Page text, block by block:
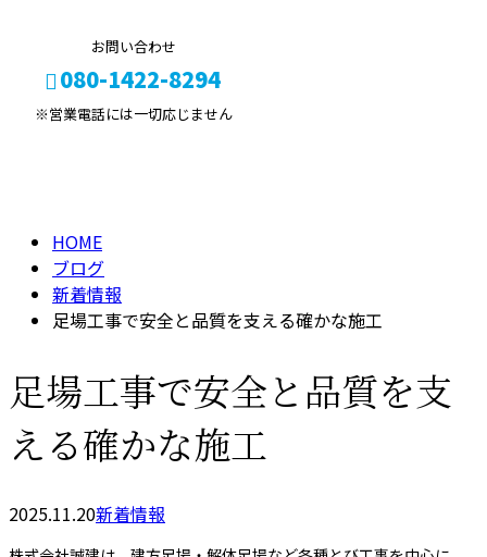
お問い合わせ
080-1422-8294
※営業電話には一切応じません
HOME
ブログ
新着情報
足場工事で安全と品質を支える確かな施工
足場工事で安全と品質を支
える確かな施工
2025.11.20新着情報